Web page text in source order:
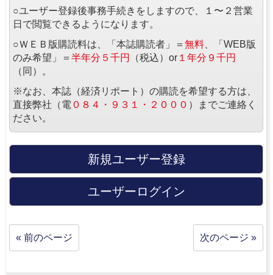
○ユーザー登録後事務手続きをしますので、１〜２営業
日で閲覧できるようになります。
○ＷＥＢ版購読料は、「本誌購読者」＝ 無料 、「WEB版
のみ希望」＝ 半年分５千円 （税込）or １年分９千円
（同）。
※なお、本誌（経済リポート）の購読を希望する方は、
直接弊社（電 ０８４・９３１・２０００ ）までご連絡く
ださい。
新規ユーザー登録
ユーザーログイン
« 前のページ 次のページ »